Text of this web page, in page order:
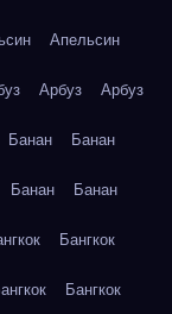
Апельсин
Арбуз Арбуз
Банан Банан
Банан Банан
Бангкок
Бангкок